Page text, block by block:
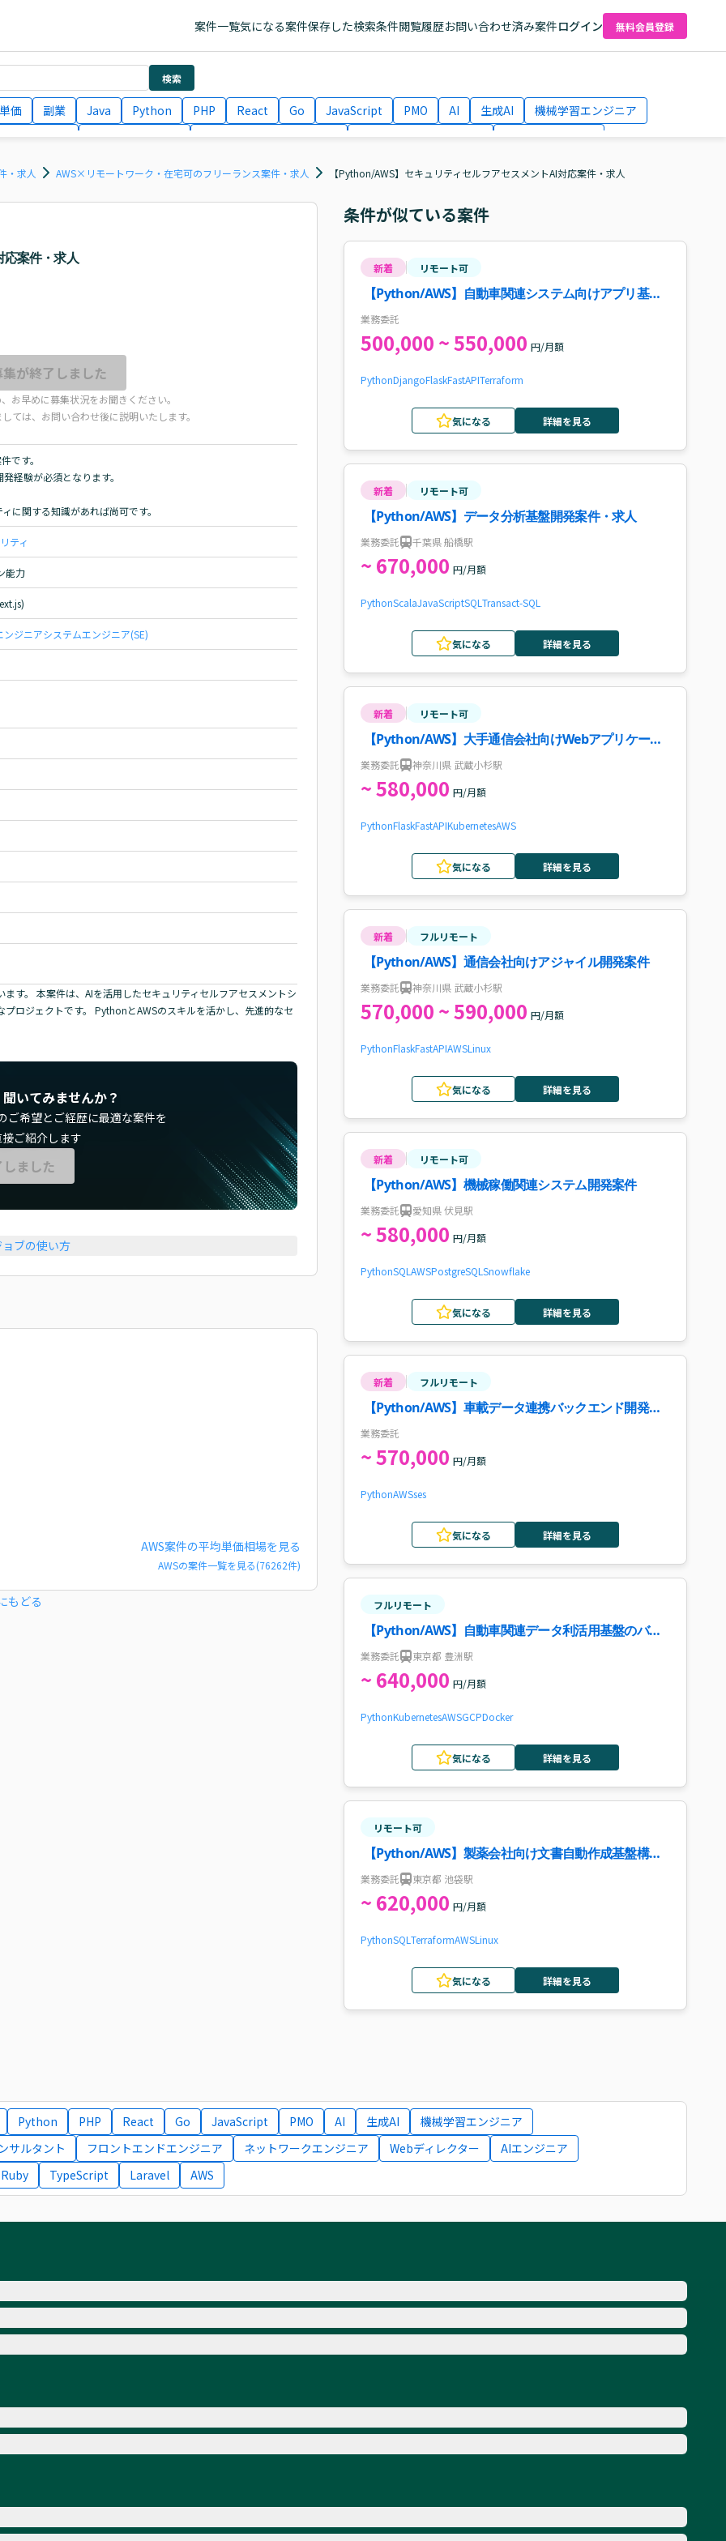
案件一覧気になる案件保存した検索条件閲覧履歴お問い合わせ済み案件ログイン 無料会員登録
検索
価 副業 Java Python PHP React Go JavaScript PMO AI 生成AI
機械学習エンジニア
月収100万円 業務委託
・求人 AWS×リモートワーク・在宅可のフリーランス案件・求人 【Python/AWS】セキュリティセルフアセスメントAI対応案件・求人
案件・求人
が終了しました
お早めに募集状況をお聞きください。
ては、お問い合わせ後に説明いたします。
です。
経験が必須となります。
に関する知識があれば尚可です。
ティ
能力
ンジニアシステムエンジニア(SE)
す。 本案件は、AIを活用したセキュリティセルフアセスメントシ
ロジェクトです。 PythonとAWSのスキルを活かし、先進的なセ
いてみませんか？
ご希望とご経歴に最適な案件を
ご紹介します
ました
ブの使い方
AWS案件の平均単価相場を見る
AWSの案件一覧を見る(76262件)
もどる
条件が似ている案件
新着 リモート可
【Python/AWS】自動車関連システム向けアプリ基盤
開発支援案件・求人
業務委託
500,000 ~ 550,000 円/月額
PythonDjangoFlaskFastAPITerraform
気になる 詳細を見る
新着 リモート可
【Python/AWS】データ分析基盤開発案件・求人
業務委託 千葉県 船橋駅
~ 670,000 円/月額
PythonScalaJavaScriptSQL Transact-SQL
気になる 詳細を見る
新着 リモート可
【Python/AWS】大手通信会社向けWebアプリケーシ
ョン開発案件・求人
業務委託 神奈川県 武蔵小杉駅
~ 580,000 円/月額
PythonFlaskFastAPIKubernetesAWS
気になる 詳細を見る
新着 フルリモート
【Python/AWS】通信会社向けアジャイル開発案件
業務委託 神奈川県 武蔵小杉駅
570,000 ~ 590,000 円/月額
PythonFlaskFastAPIAWSLinux
気になる 詳細を見る
新着 リモート可
【Python/AWS】機械稼働関連システム開発案件
業務委託 愛知県 伏見駅
~ 580,000 円/月額
PythonSQL AWSPostgreSQL Snowflake
気になる 詳細を見る
新着 フルリモート
【Python/AWS】車載データ連携バックエンド開発案
件・求人
業務委託
~ 570,000 円/月額
PythonAWSses
気になる 詳細を見る
フルリモート
【Python/AWS】自動車関連データ利活用基盤のバッ
クエンド開発案件・求人
業務委託 東京都 豊洲駅
~ 640,000 円/月額
PythonKubernetesAWSGCPDocker
気になる 詳細を見る
リモート可
【Python/AWS】製薬会社向け文書自動作成基盤構築
案件・求人
業務委託 東京都 池袋駅
~ 620,000 円/月額
PythonSQL TerraformAWSLinux
気になる 詳細を見る
Python PHP React Go JavaScript PMO AI 生成AI
機械学習エンジニア
サルタント
フロントエンドエンジニア ネットワークエンジニア Webディレクター
AIエンジニア
Ruby
TypeScript Laravel AWS